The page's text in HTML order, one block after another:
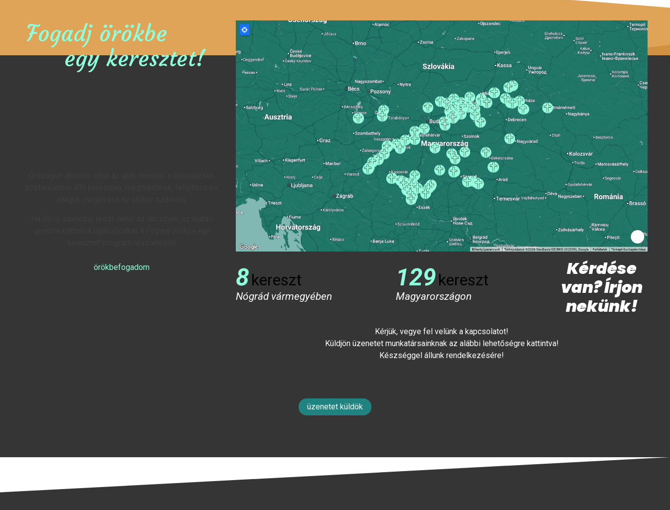
Fogadj örökbe
egy keresztet!
örökbefogadom 8kereszt
Nógrád vármegyében
129kereszt
Magyarországon
Kérdése
van? Írjon
nekünk!
Kérjük, vegye fel velünk a kapcsolatot!
Küldjön üzenetet munkatársainknak az alábbi lehetőségre kattintva!
Készséggel állunk rendelkezésére!
üzenetet küldök